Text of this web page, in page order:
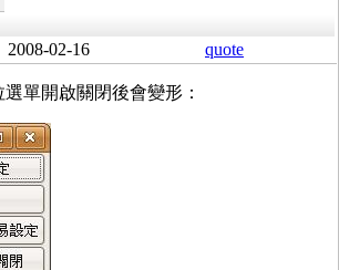
2008-02-16 quote
選單開啟關閉後會變形：